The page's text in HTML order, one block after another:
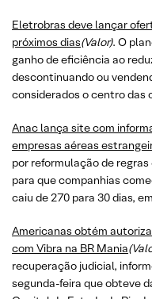
Eletrobras deve lançar
próximos dias(Valor). O
ganho de eficiência ao
descontinuando ou
considerados o centro das
Anac lança site com
empresas aéreas
por reformulação de
para que companhias
caiu de 270 para 30 dias,
Americanas obtém
com Vibra na BR Mania
recuperação judicial,
segunda-feira que obteve